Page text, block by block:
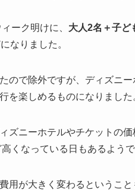
ーク明けに、 大人2名＋子ど
なりました。
ので除外ですが、ディズニ
を楽しめるものになりました
ズニーホテルやチケットの
くなっている日もあるようで
用が大きく変わるというこ